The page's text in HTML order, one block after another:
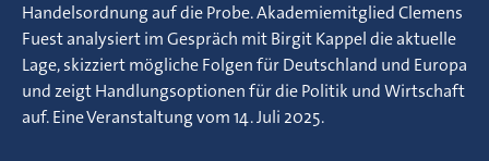
Handelsordnung auf die Probe. Akademiemitglied Clemens
Fuest analysiert im Gespräch mit Birgit Kappel die aktuelle
Lage, skizziert mögliche Folgen für Deutschland und Europa
und zeigt Handlungsoptionen für die Politik und Wirtschaft
auf. Eine Veranstaltung vom 14. Juli 2025.